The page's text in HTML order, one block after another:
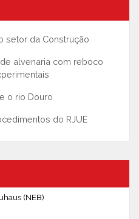
setor da Construção
alvenaria com reboco
o rio Douro
do RJUE
(NEB)